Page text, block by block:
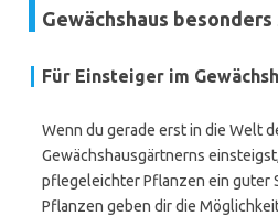
Gewächshaus
Für Einsteiger im
Wenn du gerade erst in die Welt
Gewächshausgärtnerns
pflegeleichter Pflanzen ein guter
Pflanzen geben dir die